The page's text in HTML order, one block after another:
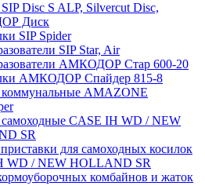
Disc S ALP, Silvercut Disc,
Диск
SIP Spider
SIP Star, Air
АМКОДОР Стар 600-20
АМКОДОР Спайдер 815-8
коммунальные AMAZONE
самоходные CASE IH WD / NEW
SR
для самоходных косилок
WD / NEW HOLLAND SR
комбайнов и жаток